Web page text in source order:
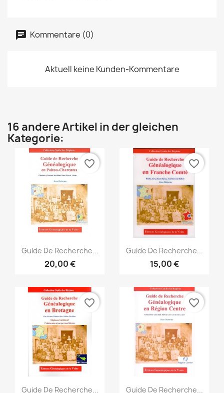
Kommentare (0)
Aktuell keine Kunden-Kommentare
16 andere Artikel in der gleichen
Kategorie:
Vorschau
Guide De Recherche...
20,00 €
favorite_border
Vorschau
Guide De Recherche...
15,00 €
favorite_border
Vorschau
Guide De Recherche...
favorite_border
Vorschau
Guide De Recherche...
favorite_border